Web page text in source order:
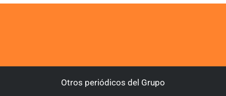
Otros periódicos del Grupo